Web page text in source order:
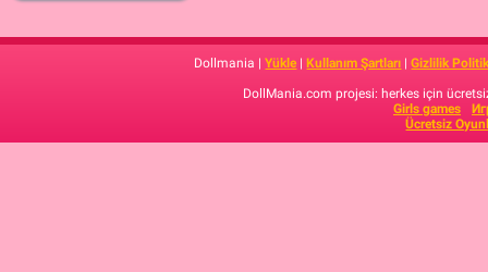
Dollmania |Yükle | Kullanım Şartları |Gizlilik
DollMania.com projesi: herkes için
Girls games
Ücretsiz